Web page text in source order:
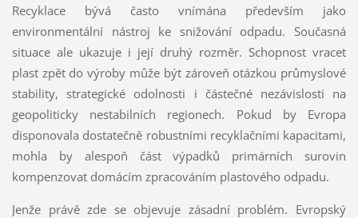
Recyklace bývá často vnímána především jako
environmentální nástroj ke snižování odpadu. Současná
situace ale ukazuje i její druhý rozměr. Schopnost vracet
plast zpět do výroby může být zároveň otázkou průmyslové
stability, strategické odolnosti i částečné nezávislosti na
geopoliticky nestabilních regionech. Pokud by Evropa
disponovala dostatečně robustními recyklačními kapacitami,
mohla by alespoň část výpadků primárních surovin
kompenzovat domácím zpracováním plastového odpadu.
Jenže právě zde se objevuje zásadní problém. Evropský